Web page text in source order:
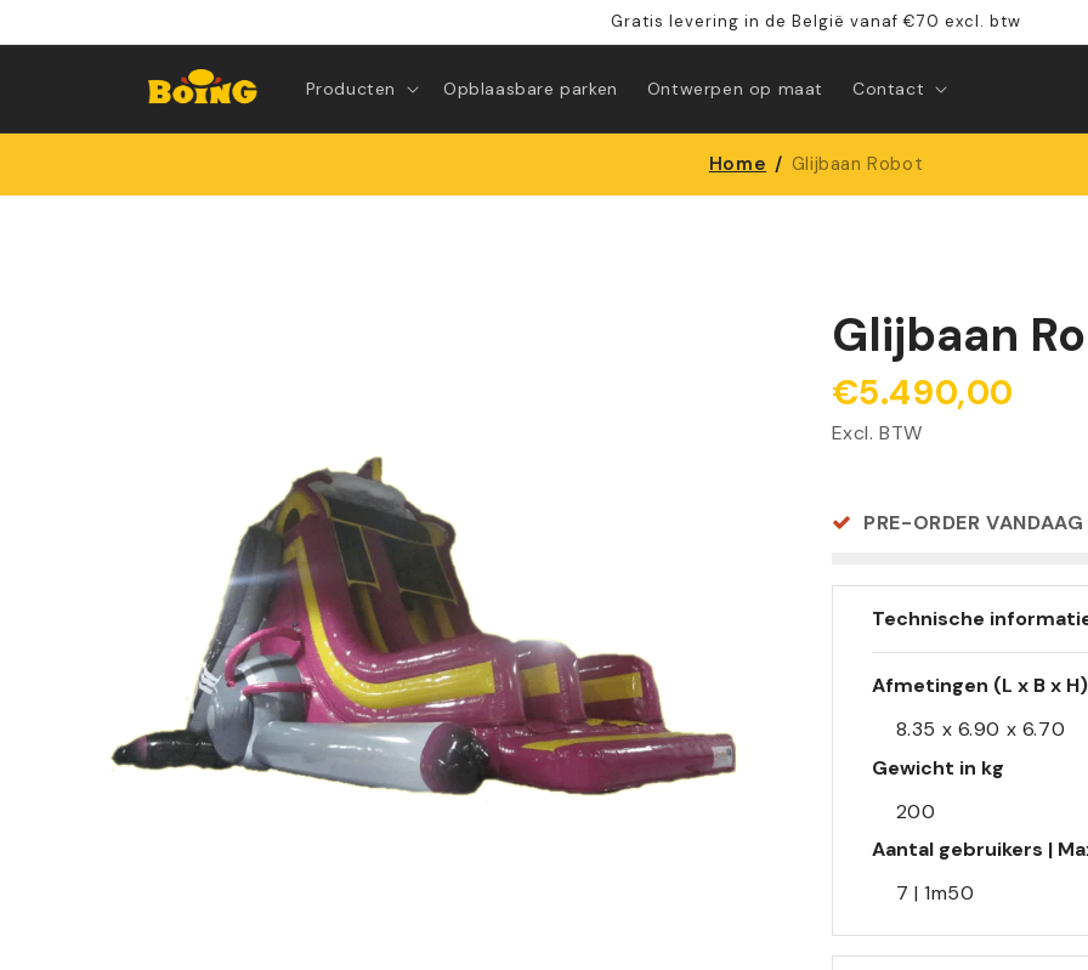
content
Gratis levering in de België vanaf €70 excl. btw
Producten Opblaasbare parken Ontwerpen op maat Contact
Home / Glijbaan Robot
Glijbaan
€5.490,00
Excl. BTW
PRE-ORDER
Technische
Afmetingen (L x B x H)
8.35 x 6.90 x 6.70
Gewicht in kg
200
Aantal gebruikers |
7 | 1m50